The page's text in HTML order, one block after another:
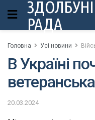
РАДА
Головна Усі новини
В Україні
ветеранська
20.03.2024